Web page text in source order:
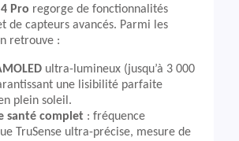
Pro regorge de fonctionnalités
de capteurs avancés. Parmi les
retrouve :
ultra-lumineux (jusqu’à 3 000
une lisibilité parfaite
plein soleil.
santé complet : fréquence
TruSense ultra-précise, mesure de